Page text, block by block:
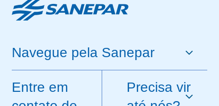
Navegue pela Sanepar
Entre em
Precisa vir